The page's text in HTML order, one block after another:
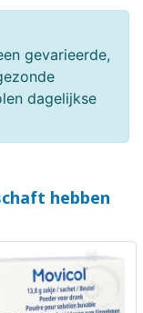
gevarieerde,
dagelijkse
hebben